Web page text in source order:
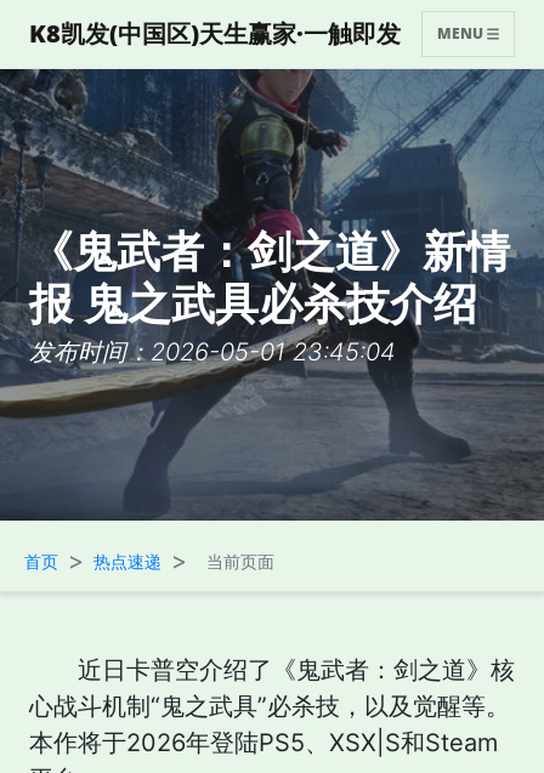
K8凯发(中国区)天生赢家·一触即发 MENU
《鬼武者：剑之道》新情
报 鬼之武具必杀技介绍
发布时间：2026-05-01 23:45:04
首页 > 热点速递 > 当前页面
近日卡普空介绍了《鬼武者：剑之道》核
心战斗机制“鬼之武具”必杀技，以及觉醒等。
本作将于2026年登陆PS5、XSX|S和Steam